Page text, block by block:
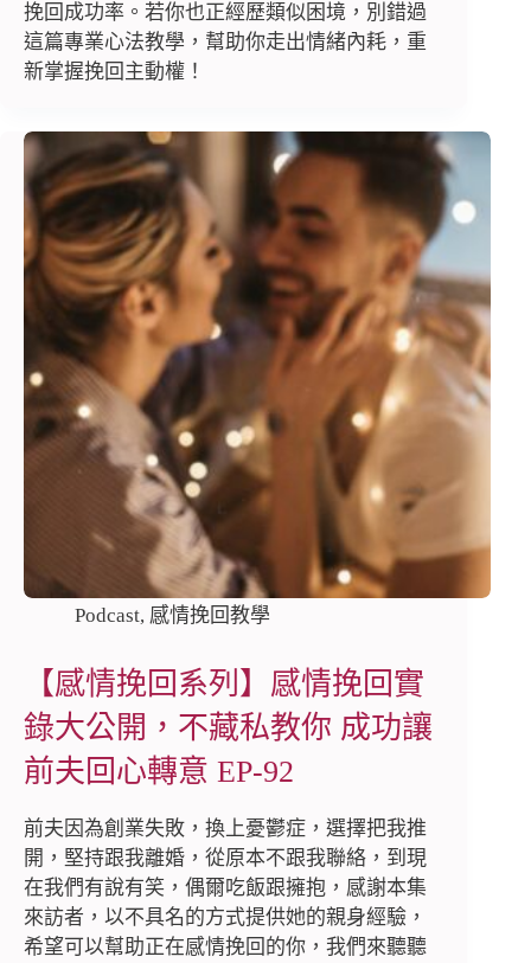
挽回成功率。若你也正經歷類似困境，別錯過
這篇專業心法教學，幫助你走出情緒內耗，重
新掌握挽回主動權！
Podcast, 感情挽回教學
【感情挽回系列】感情挽回實
錄大公開，不藏私教你 成功讓
前夫回心轉意 EP-92
前夫因為創業失敗，換上憂鬱症，選擇把我推
開，堅持跟我離婚，從原本不跟我聯絡，到現
在我們有說有笑，偶爾吃飯跟擁抱，感謝本集
來訪者，以不具名的方式提供她的親身經驗，
希望可以幫助正在感情挽回的你，我們來聽聽